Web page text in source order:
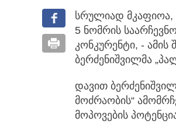
სრულიად
5 ნომრის
კონკურენტი, - ამის
ბერძენიშვილმა
დავით
მოძრაობის“
მოპოვების